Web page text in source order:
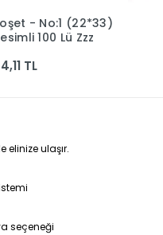
Sepete Ekle
- No:1 (22*33)
100 Lü Zzz
TL
elinize ulaşır.
seçeneği